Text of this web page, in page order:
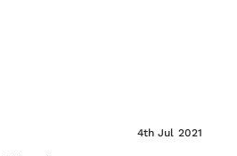
4th Jul 2021